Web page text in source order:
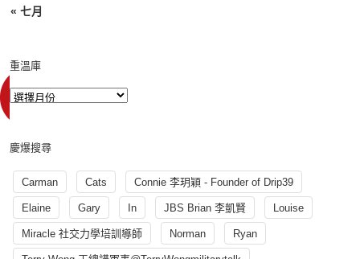
« 七月
重溫庫
慶爆搜尋
Carman Cats Connie 李玥穎 - Founder of Drip39
Elaine Gary In JBS Brian 李凱賢 Louise
Miracle 社交力學培訓導師 Norman Ryan